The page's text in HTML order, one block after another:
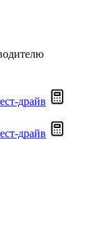
драйв
драйв